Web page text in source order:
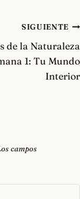
SIGUIENTE
de la Naturaleza
1: Tu Mundo
Interior
campos